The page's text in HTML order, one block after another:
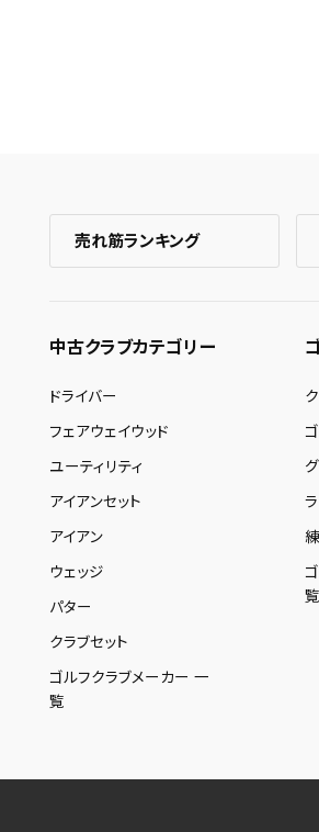
売れ筋ランキング
中古クラブカテゴリー
ドライバー
フェアウェイウッド
ユーティリティ
アイアンセット
アイアン
ウェッジ
パター
クラブセット
ゴルフクラブメーカー 一
覧
覧